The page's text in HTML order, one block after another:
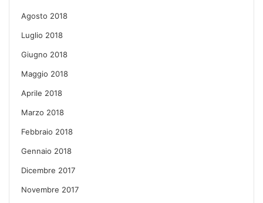
Agosto 2018
Luglio 2018
Giugno 2018
Maggio 2018
Aprile 2018
Marzo 2018
Febbraio 2018
Gennaio 2018
Dicembre 2017
Novembre 2017